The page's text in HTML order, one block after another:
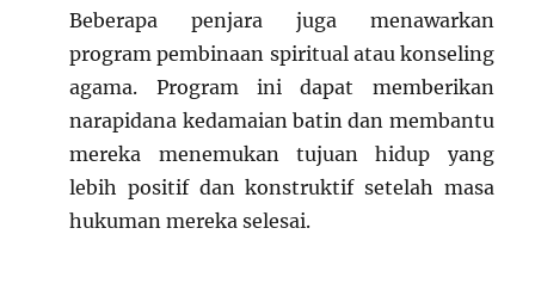
Beberapa penjara juga menawarkan
program pembinaan spiritual atau konseling
agama. Program ini dapat memberikan
narapidana kedamaian batin dan membantu
mereka menemukan tujuan hidup yang
lebih positif dan konstruktif setelah masa
hukuman mereka selesai.